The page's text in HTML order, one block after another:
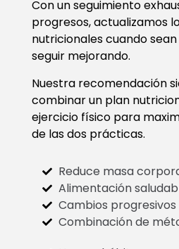
Con un seguimiento
progresos, actualizamos
nutricionales cuando
seguir mejorando.
Nuestra recomendación
combinar un plan
ejercicio físico para
de las dos prácticas.
Reduce masa
Alimentación
Cambios progresivos
Combinación de